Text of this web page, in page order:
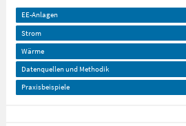
EE-Anlagen
Strom
Wärme
Datenquellen und Methodik
Praxisbeispiele